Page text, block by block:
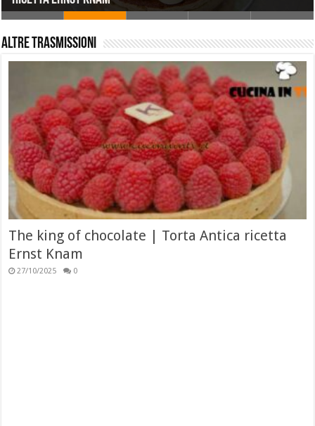
Altre trasmissioni
The king of chocolate | Torta Antica ricetta
Ernst Knam
27/10/2025 0